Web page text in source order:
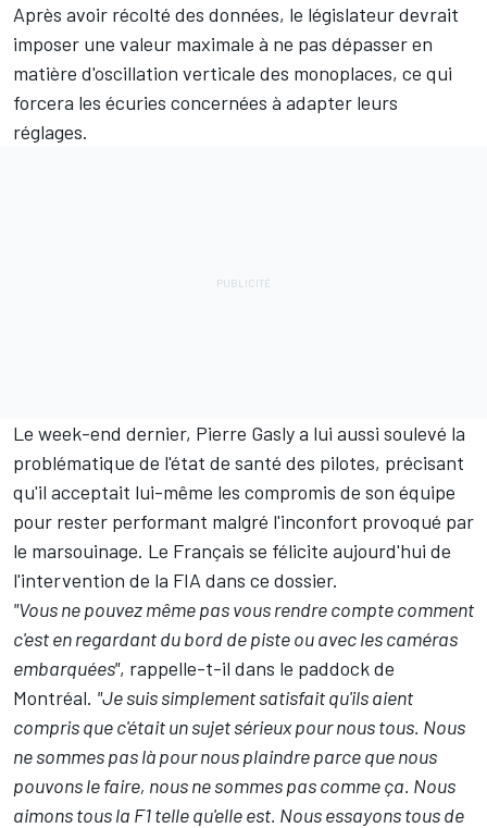
Après avoir récolté des données, le législateur devrait
imposer une valeur maximale à ne pas dépasser en
matière d'oscillation verticale des monoplaces, ce qui
forcera les écuries concernées à adapter leurs
réglages.
Le week-end dernier, Pierre Gaslya lui aussi soulevé la
problématique de l'état de santé des pilotes, précisant
qu'il acceptait lui-même les compromis de son équipe
pour rester performant malgré l'inconfort provoqué par
le marsouinage. Le Français se félicite aujourd'hui de
l'intervention de la FIA dans ce dossier.
"Vous ne pouvez même pas vous rendre compte comment
c'est en regardant du bord de piste ou avec les caméras
embarquées", rappelle-t-il dans le paddock de
Montréal. "Je suis simplement satisfait qu'ils aient
compris que c'était un sujet sérieux pour nous tous. Nous
ne sommes pas là pour nous plaindre parce que nous
pouvons le faire, nous ne sommes pas comme ça. Nous
aimons tous la F1 telle qu'elle est. Nous essayons tous de